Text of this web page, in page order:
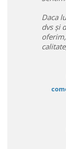
Daca
dvs și